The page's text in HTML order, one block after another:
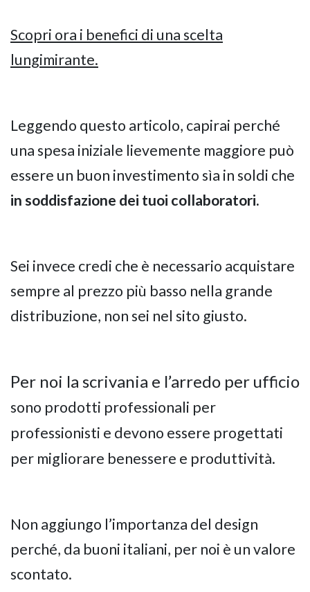
Scopri ora i benefici di una scelta
lungimirante.
Leggendo questo articolo, capirai perché
una spesa iniziale lievemente maggiore può
essere un buon investimento sìa in soldi che
in soddisfazione dei tuoi collaboratori.
Sei invece credi che è necessario acquistare
sempre al prezzo più basso nella grande
distribuzione, non sei nel sito giusto.
Per noi la scrivania e l’arredo per ufficio
sono prodotti professionali per
professionisti e devono essere progettati
per migliorare benessere e produttività.
Non aggiungo l’importanza del design
perché, da buoni italiani, per noi è un valore
scontato.